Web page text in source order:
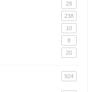
28
238
10
8
20
924